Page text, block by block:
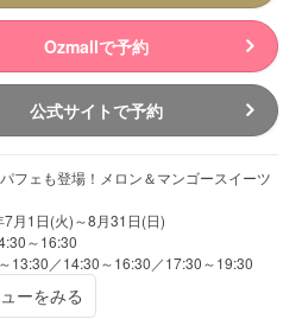
Ozmallで予約
公式サイトで予約
フェも登場！メロン＆マンゴースイーツ
月1日(火)～8月31日(日)
～16:30
13:30／14:30～16:30／17:30～19:30
ーをみる